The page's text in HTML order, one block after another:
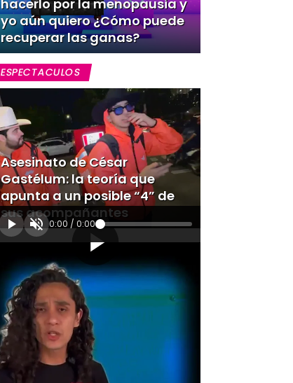
hacerlo por la menopausia y
yo aún quiero ¿Cómo puede
recuperar las ganas?
ESPECTACULOS
Asesinato de César
Gastélum: la teoría que
apunta a un posible “4” de
sus acompañantes
0:00 / 0:00
[Publicidad]